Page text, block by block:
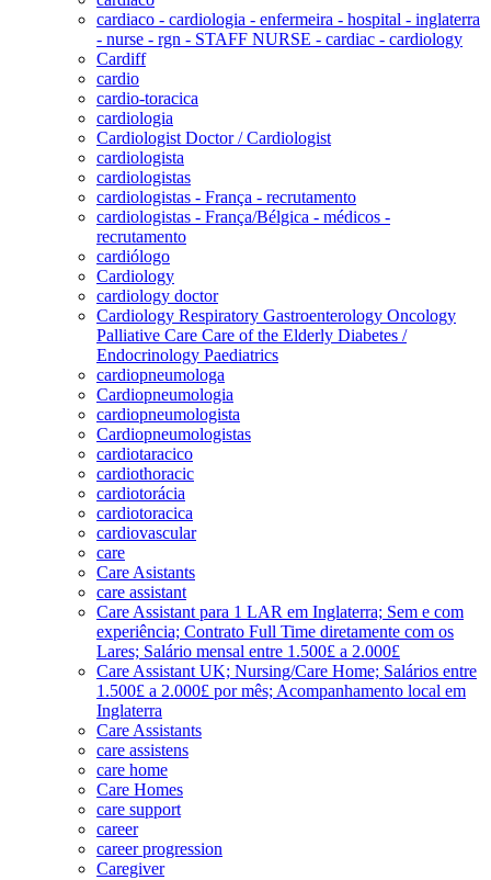
cardiaco - cardiologia - enfermeira - hospital - inglaterra
- nurse - rgn - STAFF NURSE - cardiac - cardiology
Cardiff
cardio
cardio-toracica
cardiologia
Cardiologist Doctor / Cardiologist
cardiologista
cardiologistas
cardiologistas - França - recrutamento
cardiologistas - França/Bélgica - médicos -
recrutamento
cardiólogo
Cardiology
cardiology doctor
Cardiology Respiratory Gastroenterology Oncology
Palliative Care Care of the Elderly Diabetes /
Endocrinology Paediatrics
cardiopneumologa
Cardiopneumologia
cardiopneumologista
Cardiopneumologistas
cardiotaracico
cardiothoracic
cardiotorácia
cardiotoracica
cardiovascular
care
Care Asistants
care assistant
Care Assistant para 1 LAR em Inglaterra; Sem e com
experiência; Contrato Full Time diretamente com os
Lares; Salário mensal entre 1.500£ a 2.000£
Care Assistant UK; Nursing/Care Home; Salários entre
1.500£ a 2.000£ por mês; Acompanhamento local em
Inglaterra
Care Assistants
care assistens
care home
Care Homes
care support
career
career progression
Caregiver